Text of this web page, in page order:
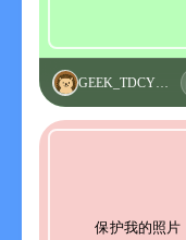
GEEK_TDCYWRMD
保护我的照片